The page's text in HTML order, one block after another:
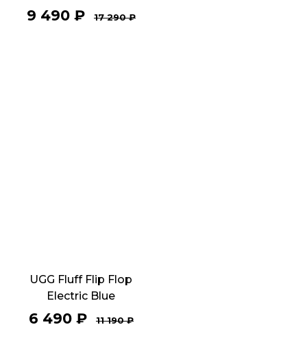
9 490₽ 17 290₽
UGG Fluff Flip Flop
Electric Blue
6 490₽ 11 190₽